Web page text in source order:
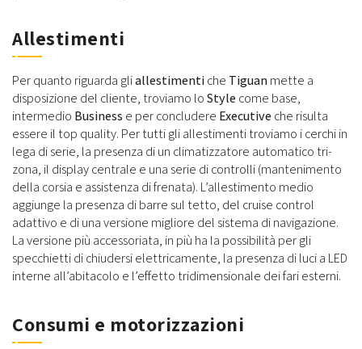
Allestimenti
Per quanto riguarda gliallestimentiche Tiguanmette a
disposizione del cliente, troviamo loStylecome base,
intermedio Business e per concludere Executiveche risulta
essere il top quality. Per tutti gli allestimenti troviamo i cerchi in
lega di serie, la presenza di un climatizzatore automatico tri-
zona, il display centrale e una serie di controlli (mantenimento
della corsia e assistenza di frenata). L’allestimento medio
aggiunge la presenza di barre sul tetto, del cruise control
adattivo e di una versione migliore del sistema di navigazione.
La versione più accessoriata, in più ha la possibilità per gli
specchietti di chiudersi elettricamente, la presenza di luci a LED
interne all’abitacolo e l’effetto tridimensionale dei fari esterni.
Consumi e motorizzazioni